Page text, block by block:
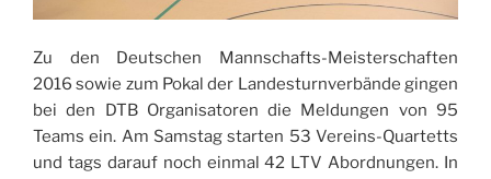
Zu den Deutschen Mannschafts-Meisterschaften
2016 sowie zum Pokal der Landesturnverbände gingen
bei den DTB Organisatoren die Meldungen von 95
Teams ein. Am Samstag starten 53 Vereins-Quartetts
und tags darauf noch einmal 42 LTV Abordnungen. In